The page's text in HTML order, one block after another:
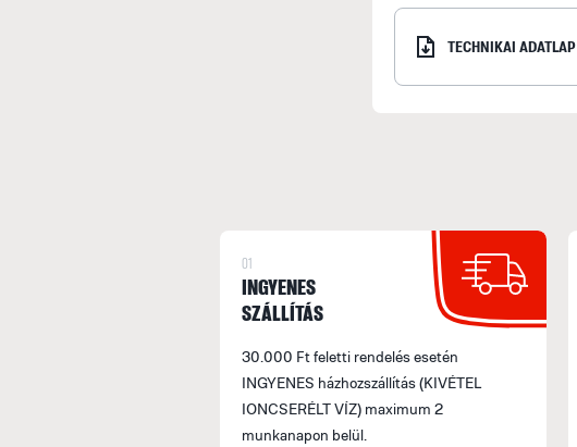
TECHNIKAI ADATLAP
01
INGYENES
SZÁLLÍTÁS
30.000 Ft feletti rendelés esetén
INGYENES házhozszállítás (KIVÉTEL
IONCSERÉLT VÍZ) maximum 2
munkanapon belül.